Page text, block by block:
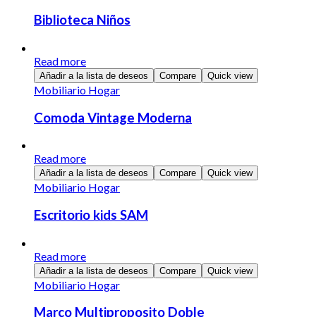
Biblioteca Niños
Read more
Añadir a la lista de deseos Compare Quick view
Mobiliario Hogar
Comoda Vintage Moderna
Read more
Añadir a la lista de deseos Compare Quick view
Mobiliario Hogar
Escritorio kids SAM
Read more
Añadir a la lista de deseos Compare Quick view
Mobiliario Hogar
Marco Multiproposito Doble